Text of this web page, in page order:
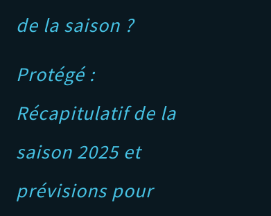
de la saison ?
Protégé :
Récapitulatif de la
saison 2025 et
prévisions pour